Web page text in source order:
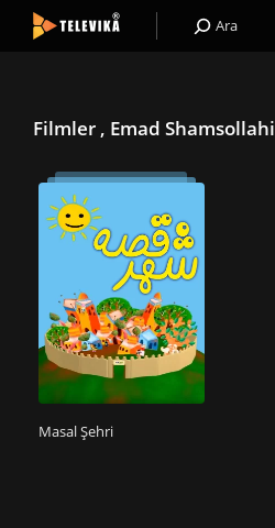
Ara
Filmler , Emad Shamsollahi
Masal Şehri